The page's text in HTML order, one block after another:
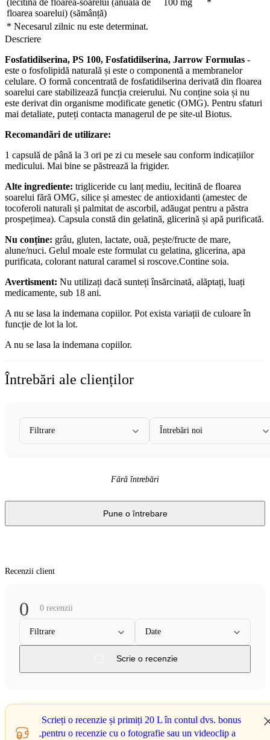
floarea soarelui) (sămânță)
* Necesarul zilnic nu este determinat.
Descriere
Fosfatidilserina, PS 100, Fosfatidilserina, Jarrow Formulas -
este o fosfolipidă naturală și este o componentă a membranelor
celulare. O formă concentrată de fosfatidilserina derivată din floarea
soarelui care stabilizează funcția creierului. Nu conține soia și nu
este derivat din organisme modificate genetic (OMG). Pentru sfaturi
mai detaliate, puteți contacta managerul de pe site-ul Biotus.
Recomandări de utilizare:
1 capsulă de până la 3 ori pe zi cu mesele sau conform indicațiilor
medicului. Mai bine se păstrează la frigider.
Alte ingrediente: trigliceride cu lanț mediu, lecitină de floarea
soarelui fără OMG, silice și amestec de antioxidanti (amestec de
tocoferoli naturali și palmitat de ascorbil, adăugat pentru a păstra
prospețimea). Capsula constă din gelatină, glicerină și apă purificată.
Nu conține: grâu, gluten, lactate, ouă, pește/fructe de mare,
alune/nuci. Gelul moale este formulat cu gelatina, glicerina, apa
purificata, colorant natural caramel si roscove.Contine soia.
Avertisment: Nu utilizați dacă sunteți însărcinată, alăptați, luați
medicamente, sub 18 ani.
A nu se lasa la indemana copiilor. Pot exista variații de culoare în
funcție de lot la lot.
A nu se lasa la indemana copiilor.
Întrebări ale clienților
Filtrare Întrebări noi
Fără întrebări
Pune o întrebare
Recenzii client
0 0 recenzii
Filtrare Date
Scrie o recenzie
Scrieți o recenzie și primiți 20 Lîn contul dvs. bonus
pentru o recenzie cu o fotografie sau un videoclip a